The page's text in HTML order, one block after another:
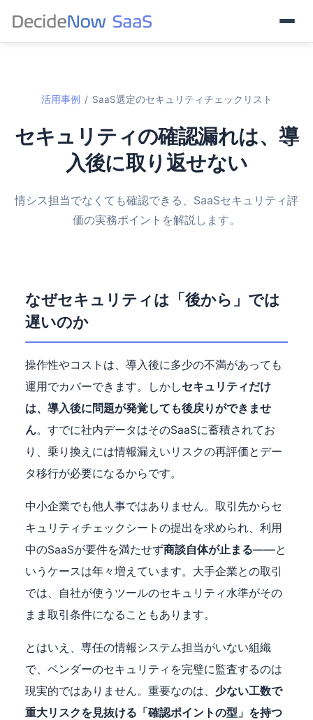
活用事例 / SaaS選定のセキュリティチェックリスト
セキュリティの確認漏れは、導
入後に取り返せない
情シス担当でなくても確認できる、SaaSセキュリティ評
価の実務ポイントを解説します。
なぜセキュリティは「後から」では
遅いのか
操作性やコストは、導入後に多少の不満があっても
運用でカバーできます。しかしセキュリティだけ
は、導入後に問題が発覚しても後戻りができませ
ん。すでに社内データはそのSaaSに蓄積されてお
り、乗り換えには情報漏えいリスクの再評価とデー
タ移行が必要になるからです。
中小企業でも他人事ではありません。取引先からセ
キュリティチェックシートの提出を求められ、利用
中のSaaSが要件を満たせず商談自体が止まる——と
いうケースは年々増えています。大手企業との取引
では、自社が使うツールのセキュリティ水準がその
まま取引条件になることもあります。
とはいえ、専任の情報システム担当がいない組織
で、ベンダーのセキュリティを完璧に監査するのは
現実的ではありません。重要なのは、 少ない工数で
重大リスクを見抜ける「確認ポイントの型」を持つ